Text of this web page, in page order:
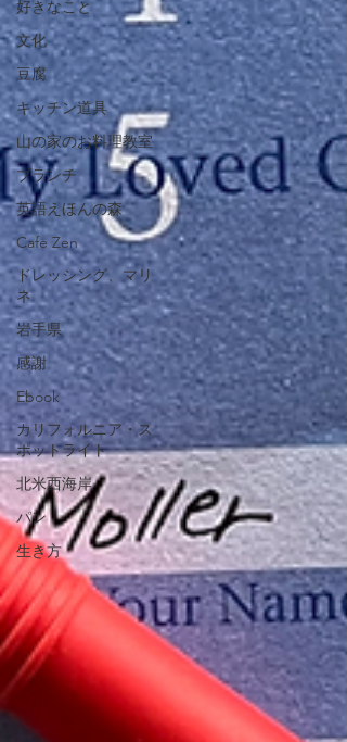
好きなこと
文化
豆腐
キッチン道具
山の家のお料理教室
ブランチ
英語えほんの森
Cafe Zen
ドレッシング、マリ
ネ
岩手県
感謝
Ebook
カリフォルニア・ス
ポットライト
北米西海岸
パン
生き方